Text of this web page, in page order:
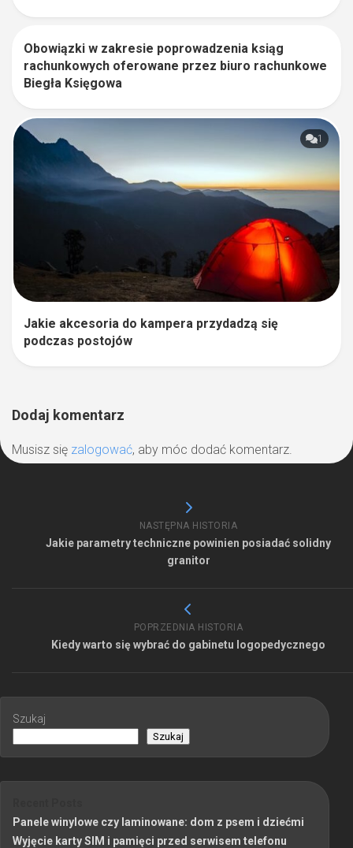
Obowiązki w zakresie poprowadzenia ksiąg
rachunkowych oferowane przez biuro rachunkowe
Biegła Księgowa
1
Jakie akcesoria do kampera przydadzą się
podczas postojów
Dodaj komentarz
Musisz się zalogować, aby móc dodać komentarz.
NASTĘPNA HISTORIA
Jakie parametry techniczne powinien posiadać solidny
granitor
POPRZEDNIA HISTORIA
Kiedy warto się wybrać do gabinetu logopedycznego
Szukaj
Szukaj
Panele winylowe czy laminowane: dom z psem i dziećmi
Wyjęcie karty SIM i pamięci przed serwisem telefonu